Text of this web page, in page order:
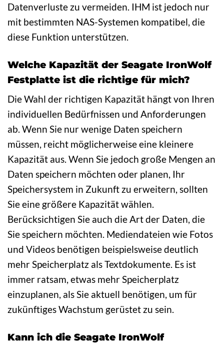
Datenverluste zu vermeiden. IHM ist jedoch nur
mit bestimmten NAS-Systemen kompatibel, die
diese Funktion unterstützen.
Welche Kapazität der Seagate IronWolf
Festplatte ist die richtige für mich?
Die Wahl der richtigen Kapazität hängt von Ihren
individuellen Bedürfnissen und Anforderungen
ab. Wenn Sie nur wenige Daten speichern
müssen, reicht möglicherweise eine kleinere
Kapazität aus. Wenn Sie jedoch große Mengen an
Daten speichern möchten oder planen, Ihr
Speichersystem in Zukunft zu erweitern, sollten
Sie eine größere Kapazität wählen.
Berücksichtigen Sie auch die Art der Daten, die
Sie speichern möchten. Mediendateien wie Fotos
und Videos benötigen beispielsweise deutlich
mehr Speicherplatz als Textdokumente. Es ist
immer ratsam, etwas mehr Speicherplatz
einzuplanen, als Sie aktuell benötigen, um für
zukünftiges Wachstum gerüstet zu sein.
Kann ich die Seagate IronWolf